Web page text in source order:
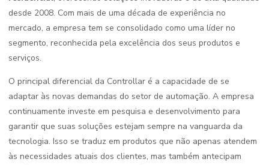
desde 2008. Com mais de uma década de experiência no
mercado, a empresa tem se consolidado como uma líder no
segmento, reconhecida pela excelência dos seus produtos e
serviços.
O principal diferencial da Controllar é a capacidade de se
adaptar às novas demandas do setor de automação. A empresa
continuamente investe em pesquisa e desenvolvimento para
garantir que suas soluções estejam sempre na vanguarda da
tecnologia. Isso se traduz em produtos que não apenas atendem
às necessidades atuais dos clientes, mas também antecipam